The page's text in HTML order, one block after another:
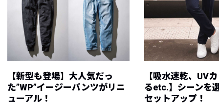
【新型も登場】大人気だっ
た”WP”イージーパンツがリニ
ューアル！
【吸水速乾、UV
るetc.】シーンを
セットアップ！